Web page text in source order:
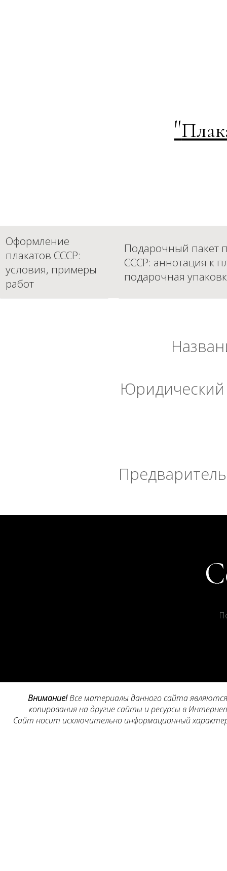
"
Оформление
плакатов СССР:
условия, примеры
работ
Подарочный пакет
СССР: аннотация к
подарочная
Внимание!Все материалы данного сайта
копирования на другие сайты и ресурсы в
Сайт носит исключительно информационный